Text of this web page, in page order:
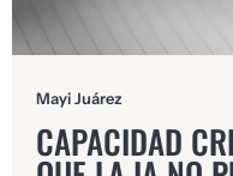
Mayi Juárez
CAPACIDAD